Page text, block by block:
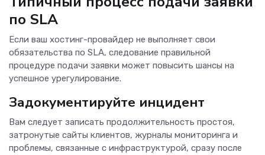
по SLA
Если ваш хостинг-провайдер не выполняет свои
обязательства по SLA, следование правильной
процедуре подачи заявки может повысить шансы на
успешное урегулирование.
Задокументируйте инцидент
Вам следует записать продолжительность простоя,
затронутые сайты клиентов, журналы мониторинга и
проблемы, связанные с инфраструктурой, сразу после